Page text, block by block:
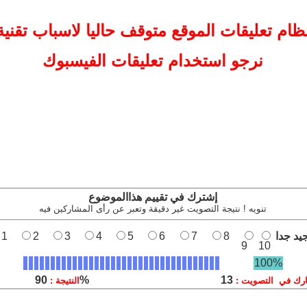
تعليقات الموقع متوقف حاليا لاسباب
نرجو استخدام تعليقات الفيسبوك
إشترك في تقييم هذاالموضوع
تنويه ! نتيجة التصويت غير دقيقة وتعبر عن رأى المشاركين فيه
1 2 3 4 5 6 7
8
9
10
جدا
100%
النتيجة : 90% في التصويت :13